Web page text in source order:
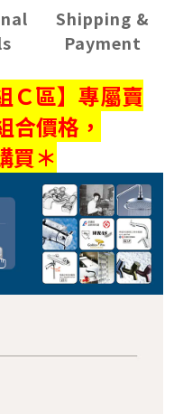
Shipping &
Payment
Ｃ區】專屬賣
合價格，
買＊